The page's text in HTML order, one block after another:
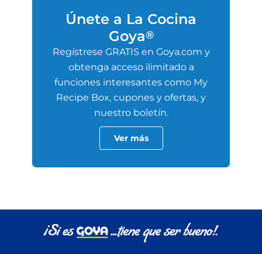
Únete a La Cocina
Goya®
Regístrese GRATIS en Goya.com y
obtenga acceso ilimitado a
funciones interesantes como My
Recipe Box, cupones y ofertas, y
nuestro boletín.
Ver más